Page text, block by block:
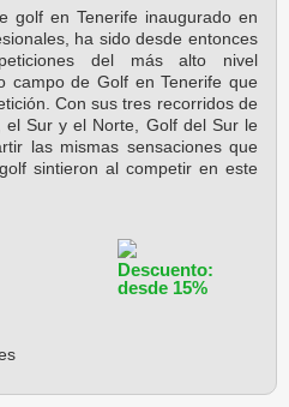
golf en Tenerife inaugurado en
ha sido desde entonces
del más alto nivel
campo de Golf en Tenerife que
Con sus tres recorridos de
el Sur y el Norte, Golf del Sur le
las mismas sensaciones que
sintieron al competir en este
Descuento:
desde 15%